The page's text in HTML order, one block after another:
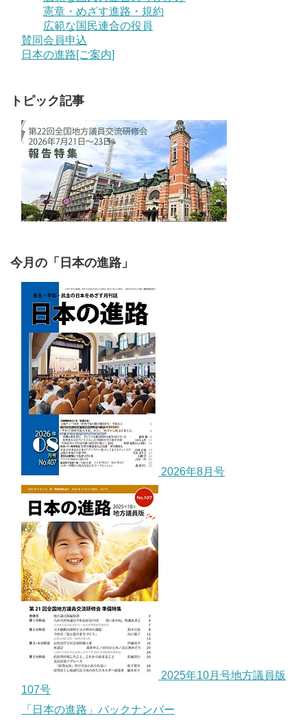
憲章・めざす進路・規約
広範な国民連合の役員
賛同会員申込
日本の進路[ご案内]
トピック記事
今月の「日本の進路」
2026年8月号
2025年10月号地方議員版
107号
「日本の進路」バックナンバー